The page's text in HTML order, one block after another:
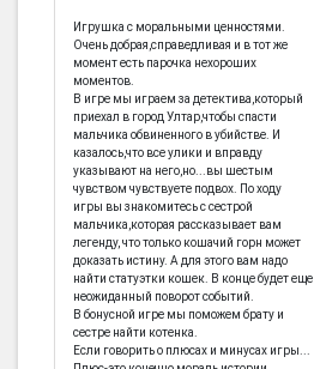
Игрушка с моральными ценностями.
Очень добрая,справедливая и в тот же
момент есть парочка нехороших
моментов.
В игре мы играем за детектива,который
приехал в город Ултар,чтобы спасти
мальчика обвиненного в убийстве. И
казалось,что все улики и вправду
указывают на него,но...вы шестым
чувством чувствуете подвох. По ходу
игры вы знакомитесь с сестрой
мальчика,которая рассказывает вам
легенду, что только кошачий горн может
доказать истину. А для этого вам надо
найти статуэтки кошек. В конце будет еще
неожиданный поворот событий.
В бонусной игре мы поможем брату и
сестре найти котенка.
Если говорить о плюсах и минусах игры...